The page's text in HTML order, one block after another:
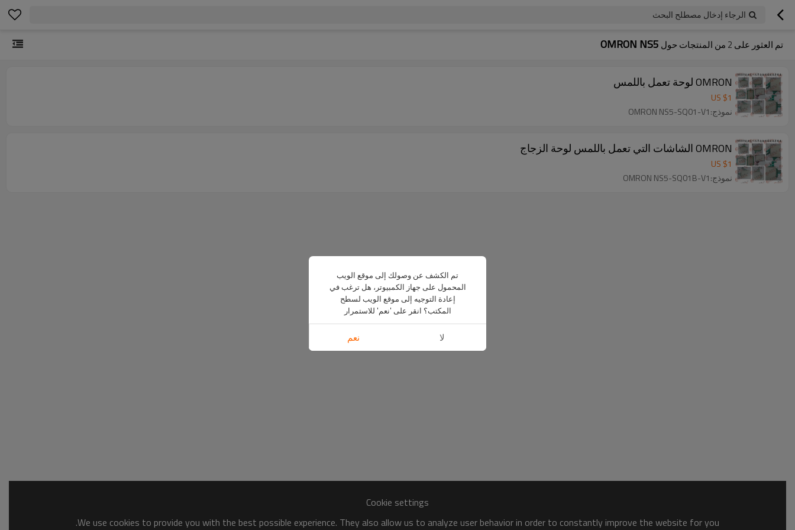
الرجاء إدخال مصطلح البحث
تم العثور على 2 من المنتجات حول OMRON NS5
OMRON لوحة تعمل باللمس
US $1
نموذج:OMRON NS5-SQ01-V1
OMRON الشاشات التي تعمل باللمس لوحة الزجاج
US $1
نموذج:OMRON NS5-SQ01B-V1
Cookie settings
We use cookies to provide you with the best possible experience. They also allow us to analyze user behavior in order to constantly improve the website for you.
تم الكشف عن وصولك إلى موقع الويب
المحمول على جهاز الكمبيوتر، هل ترغب في
إعادة التوجيه إلى موقع الويب لسطح
المكتب؟ انقر على 'نعم' للاستمرار
لا نعم